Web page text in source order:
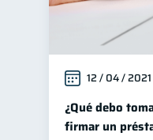
Cuenta
Finanzas
Fraudes 1
12 / 04 / 2021
¿Qué debo
firmar un